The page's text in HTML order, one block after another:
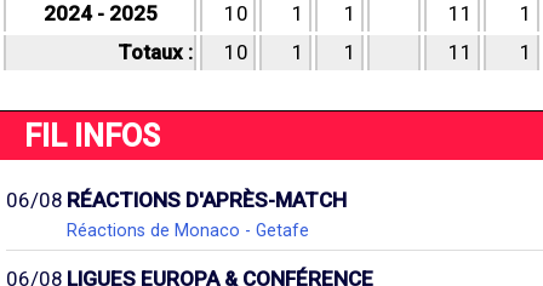
2024 - 2025
10 1 1 11
1
Totaux :
10 1 1 11 1
FIL INFOS
06/08 RÉACTIONS D'APRÈS-MATCH
Réactions de Monaco - Getafe
06/08 LIGUES EUROPA & CONFÉRENCE